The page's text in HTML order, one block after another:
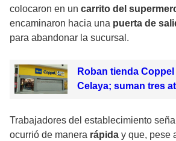
colocaron en un carrito del
encaminaron hacia una puerta de
para abandonar la sucursal.
Roban tienda
Celaya; suman tres
Trabajadores del establecimiento
ocurrió de manera rápida y que, pese